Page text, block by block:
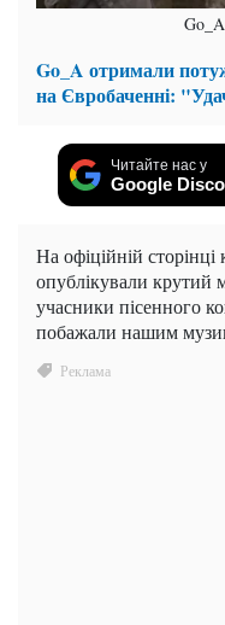
Go_A отримали
на Євробаченні:
Читайте нас у
Google
На офіційній
опублікували крутий
учасники пісенного
побажали нашим